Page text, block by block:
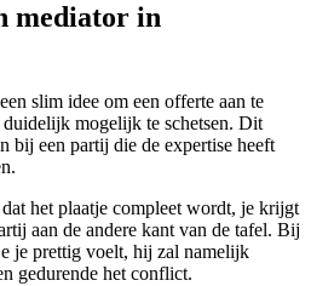
mediator in
slim idee om een offerte aan te
mogelijk te schetsen. Dit
bij een partij die de expertise heeft
het plaatje compleet wordt, je krijgt
aan de andere kant van de tafel. Bij
je prettig voelt, hij zal namelijk
gedurende het conflict.